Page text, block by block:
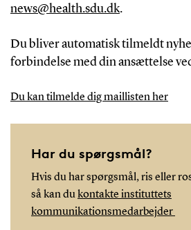
news@health.sdu.dk.
Du bliver automatisk tilmeldt
forbindelse med din ansættelse
Du kan tilmelde dig maillisten her
Har du spørgsmål?
Hvis du har spørgsmål, ris eller
så kan dukontakte instituttets
kommunikationsmedarbejder